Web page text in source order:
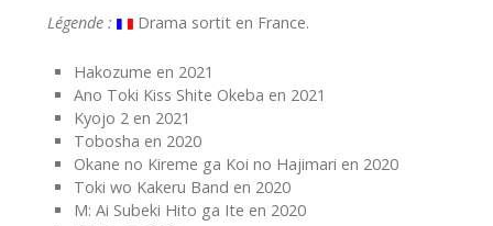
Légende : Drama sortit en France.
Hakozume en 2021
Ano Toki Kiss Shite Okeba en 2021
Kyojo 2 en 2021
Tobosha en 2020
Okane no Kireme ga Koi no Hajimari en 2020
Toki wo Kakeru Band en 2020
M: Ai Subeki Hito ga Ite en 2020